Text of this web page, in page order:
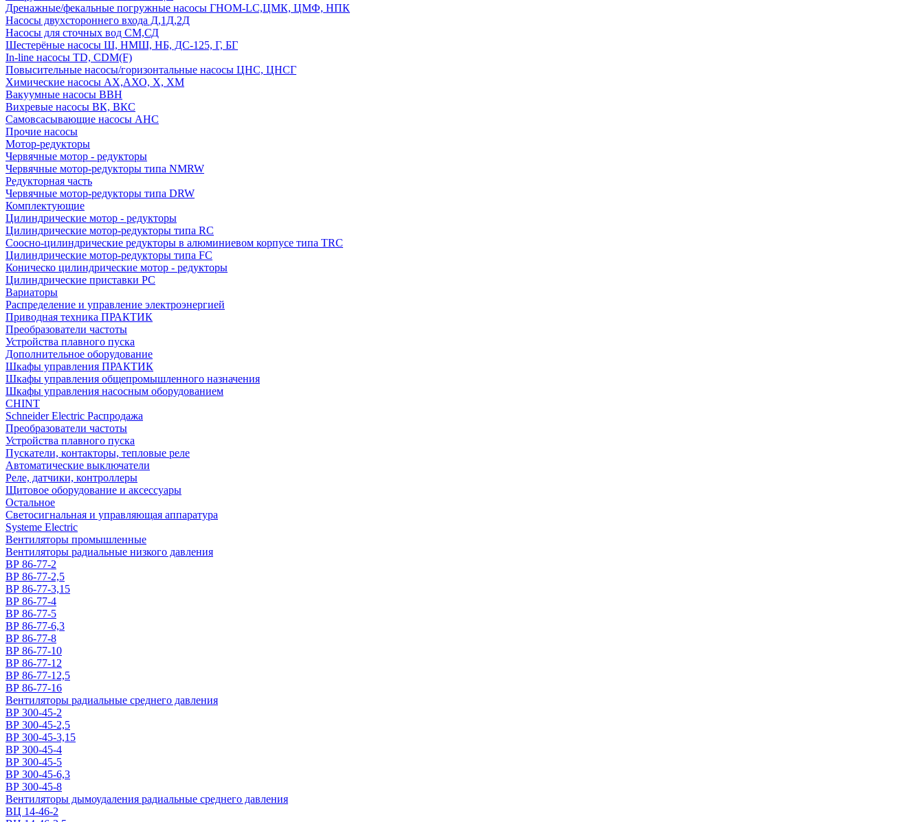
Дренажные/фекальные погружные насосы ГНОМ-LC,ЦМК, ЦМФ, НПК
Насосы двухстороннего входа Д,1Д,2Д
Насосы для сточных вод СМ,СД
Шестерёные насосы Ш, НМШ, НБ, ДС-125, Г, БГ
In-line насосы TD, CDM(F)
Повысительные насосы/горизонтальные насосы ЦНС, ЦНСГ
Химические насосы АХ,АХО, Х, ХМ
Вакуумные насосы ВВН
Вихревые насосы ВК, ВКС
Самовсасывающие насосы АНС
Прочие насосы
Мотор-редукторы
Червячные мотор - редукторы
Червячные мотор-редукторы типа NMRW
Редукторная часть
Червячные мотор-редукторы типа DRW
Комплектующие
Цилиндрические мотор - редукторы
Цилиндрические мотор-редукторы типа RC
Соосно-цилиндрические редукторы в алюминиевом корпусе типа TRC
Цилиндрические мотор-редукторы типа FC
Коническо цилиндрические мотор - редукторы
Цилиндрические приставки PC
Вариаторы
Распределение и управление электроэнергией
Приводная техника ПРАКТИК
Преобразователи частоты
Устройства плавного пуска
Дополнительное оборудование
Шкафы управления ПРАКТИК
Шкафы управления общепромышленного назначения
Шкафы управления насосным оборудованием
CHINT
Schneider Electric Распродажа
Преобразователи частоты
Устройства плавного пуска
Пускатели, контакторы, тепловые реле
Автоматические выключатели
Реле, датчики, контроллеры
Щитовое оборудование и аксессуары
Остальное
Светосигнальная и управляющая аппаратура
Systeme Electric
Вентиляторы промышленные
Вентиляторы радиальные низкого давления
ВР 86-77-2
ВР 86-77-2,5
ВР 86-77-3,15
ВР 86-77-4
ВР 86-77-5
ВР 86-77-6,3
ВР 86-77-8
ВР 86-77-10
ВР 86-77-12
ВР 86-77-12,5
ВР 86-77-16
Вентиляторы радиальные среднего давления
ВР 300-45-2
ВР 300-45-2,5
ВР 300-45-3,15
ВР 300-45-4
ВР 300-45-5
ВР 300-45-6,3
ВР 300-45-8
Вентиляторы дымоудаления радиальные среднего давления
ВЦ 14-46-2